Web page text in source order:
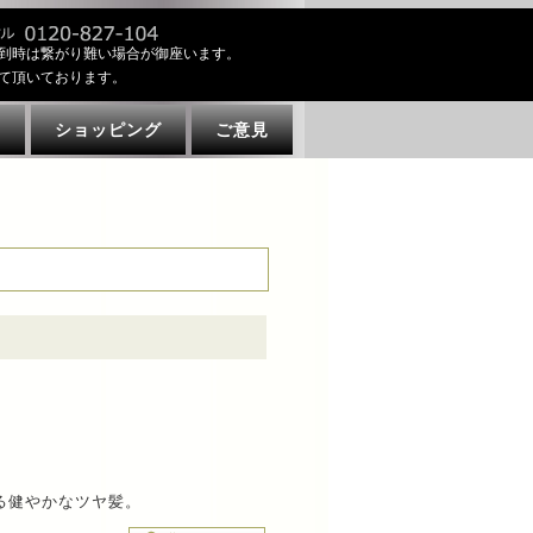
時は繋がり難い場合が御座います。
頂いております。
ショッピング ご意見
やかなツヤ髪。